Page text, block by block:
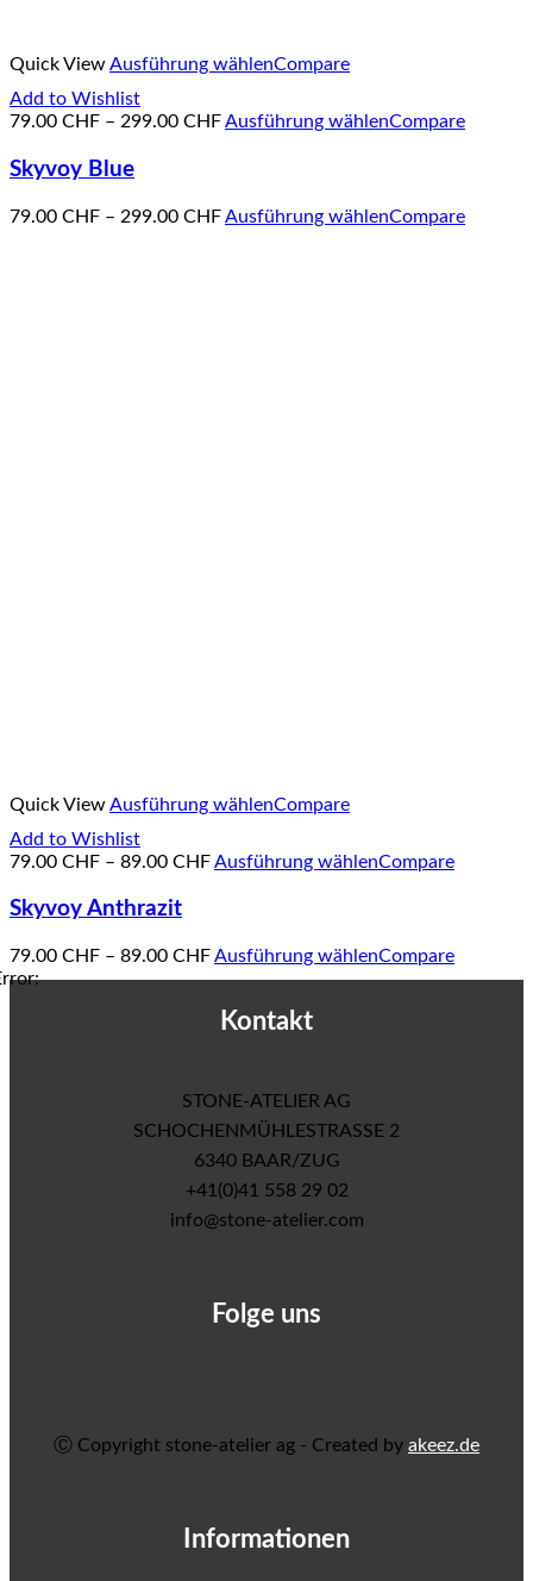
Quick ViewAusführung wählenCompare
Add to Wishlist
79.00 CHF – 299.00 CHFAusführung wählenCompare
Skyvoy Blue
79.00 CHF – 299.00 CHFAusführung wählenCompare
Quick ViewAusführung wählenCompare
Add to Wishlist
79.00 CHF – 89.00 CHFAusführung wählenCompare
Skyvoy Anthrazit
79.00 CHF – 89.00 CHFAusführung wählenCompare
Kontakt
STONE-ATELIER AG
SCHOCHENMÜHLESTRASSE 2
6340 BAAR/ZUG
+41(0)41 558 29 02
info@stone-atelier.com
Folge uns
Ⓒ Copyright stone-atelier ag - Created by akeez.de
Informationen